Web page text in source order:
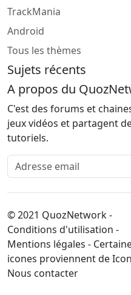
TrackMania
Android
Tous les thèmes
Sujets récents
A propos du
C'est des forums et
jeux vidéos et partagent
tutoriels.
Adresse email
© 2021 QuozNetwork -
Conditions d'utilisation -
Mentions légales -
icones proviennent de
Nous contacter